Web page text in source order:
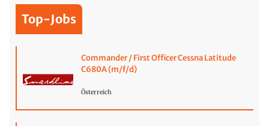
Top-Jobs
Commander / First Officer Cessna Latitude
C680A (m/f/d)
Österreich